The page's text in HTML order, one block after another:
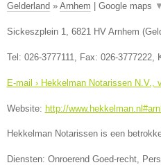
Gelderland » Arnhem Google maps ▼
Sickeszplein 1, 6821 HV Arnhem (
Tel: 026-3777111, Fax: 026-3777222,
E-mail › Hekkelman Notarissen N.V.,
Website: http://
Hekkelman Notarissen is een
Diensten: Onroerend Goed-recht,